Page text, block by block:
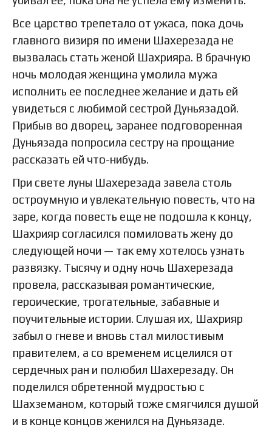
Все царство трепетало от ужаса, пока дочь
главного визиря по имени Шахерезада не
вызвалась стать женой Шахрияра. В брачную
ночь молодая женщина умолила мужа
исполнить ее последнее желание и дать ей
увидеться с любимой сестрой Дуньязадой.
Прибыв во дворец, заранее подговоренная
Дуньязада попросила сестру на прощание
рассказать ей что-нибудь.
При свете луны Шахерезада завела столь
остроумную и увлекательную повесть, что на
заре, когда повесть еще не подошла к концу,
Шахрияр согласился помиловать жену до
следующей ночи — так ему хотелось узнать
развязку. Тысячу и одну ночь Шахерезада
провела, рассказывая романтические,
героические, трогательные, забавные и
поучительные истории. Слушая их, Шахрияр
забыл о гневе и вновь стал милостивым
правителем, а со временем исцелился от
сердечных ран и полюбил Шахерезаду. Он
поделился обретенной мудростью с
Шахземаном, который тоже смягчился душой
и в конце концов женился на Дуньязаде.